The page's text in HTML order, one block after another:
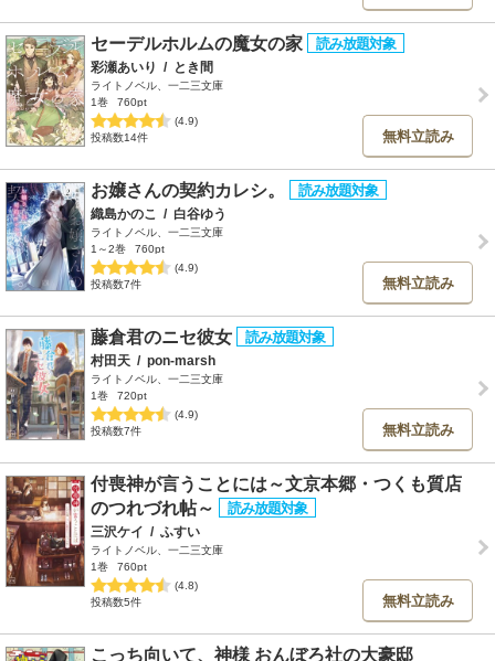
セーデルホルムの魔女の家
彩瀬あいり / とき間
ライトノベル、一二三文庫
1巻
760pt
(4.9)
投稿数14件
無料立読み
お嬢さんの契約カレシ。
織島かのこ / 白谷ゆう
ライトノベル、一二三文庫
1～2巻
760pt
(4.9)
投稿数7件
無料立読み
藤倉君のニセ彼女
村田天 / pon-marsh
ライトノベル、一二三文庫
1巻
720pt
(4.9)
投稿数7件
無料立読み
付喪神が言うことには～文京本郷・つくも質店
のつれづれ帖～
三沢ケイ / ふすい
ライトノベル、一二三文庫
1巻
760pt
(4.8)
投稿数5件
無料立読み
こっち向いて、神様 おんぼろ社の大豪邸